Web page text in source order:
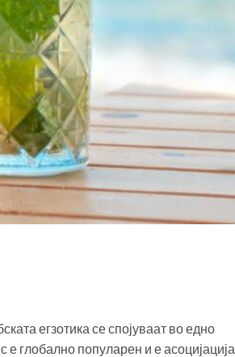
егзотика се спојуваат во едно
е глобално популарен и е асоцијација